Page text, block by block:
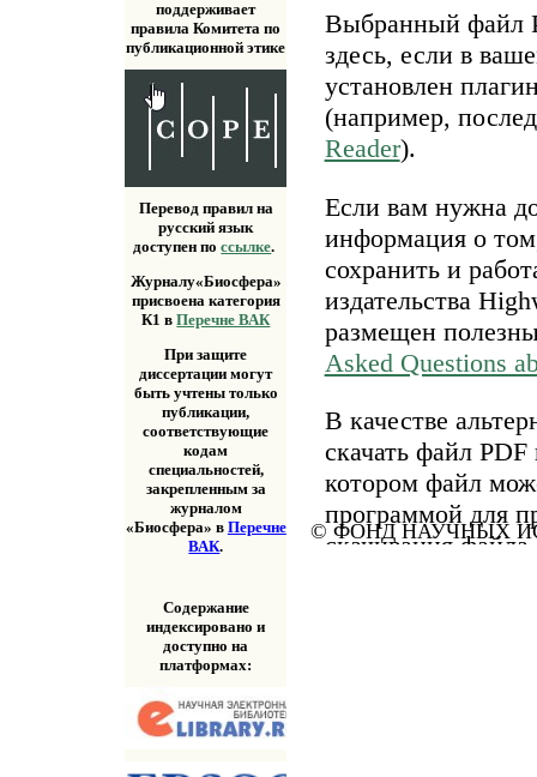
поддерживает
правила Комитета по
публикационной этике
Перевод правил на
русский язык
доступен поссылке.
Журналу«Биосфера»
присвоена категория
К1 вПеречне ВАК
При защите
диссертации могут
быть учтены только
публикации,
соответствующие
кодам
специальностей,
закрепленным за
журналом
«Биосфера» в Перечне
ВАК.
Содержание
индексировано и
доступно на
платформах:
Выбранный файл
здесь, если в
установлен
(например,
Reader).
Если вам нужна
информация о
сохранить и
издательства
размещен
Asked Questions
В качестве
скачать файл
котором файл
программой для
скачивания
© ФОНД НАУЧНЫХ